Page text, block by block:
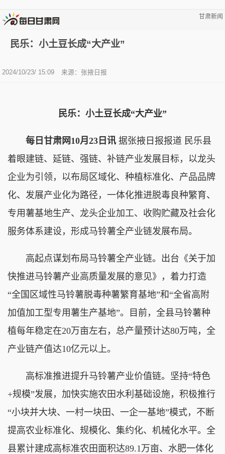
甘肃新闻
民乐：小土豆长成“大产业”
2024/10/23/ 15:09 来源：张掖日报
民乐：小土豆长成“大产业”
每日甘肃网10月23日讯 据张掖日报报道 民乐县
着眼建链、延链、强链、补链产业发展目标，以龙头
企业为引领，以布局区域化、种植标准化、产品品牌
化、发展产业化为路径，一体化推进脱毒良种繁育、
专用薯基地生产、龙头企业加工、收购贮藏及社会化
服务体系建设，形成马铃薯全产业链发展布局。
高起点谋划布局马铃薯全产业链。出台《关于加
快推进马铃薯产业高质量发展的意见》，着力打造
“全国区域性马铃薯脱毒种薯繁育基地”和“全省高附
加值加工型专用薯生产基地”。目前，全县马铃薯种
植每年稳定在20万亩左右，总产量预计达80万吨，全
产业链产值达10亿元以上。
高标准推进提升马铃薯产业价值链。坚持“特色
+规模”发展，加快实施农田水利基础设施，积极推行
“小块并大块、一村一块田、一企一基地”模式，不断
提高农业标准化、规模化、集约化、机械化水平。全
县累计建成高标准农田面积达89.1万亩、水肥一体化